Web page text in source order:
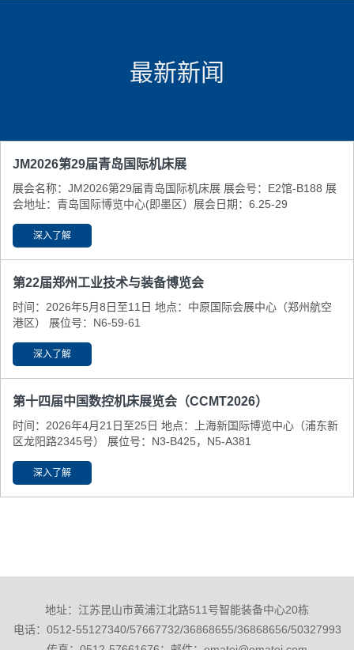
最新新闻
JM2026第29届青岛国际机床展
展会名称：JM2026第29届青岛国际机床展 展会号：E2馆-B188 展
会地址：青岛国际博览中心(即墨区） ​展会日期：6.25-29
深入了解
第22届郑州工业技术与装备博览会
时间：2026年5月8日至11日 地点：中原国际会展中心（郑州航空
港区） 展位号：N6-59-61
深入了解
第十四届中国数控机床展览会（CCMT2026）
时间：2026年4月21日至25日 地点：上海新国际博览中心（浦东新
区龙阳路2345号） 展位号：N3-B425，N5-A381
深入了解
地址：江苏昆山市黄浦江北路511号智能装备中心20栋
电话：0512-55127340/57667732/36868655/36868656/50327993